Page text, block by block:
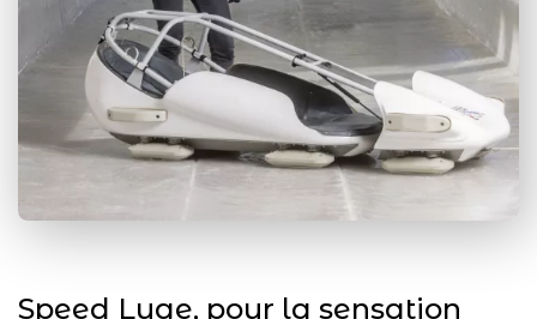
Speed Luge, pour la sensation